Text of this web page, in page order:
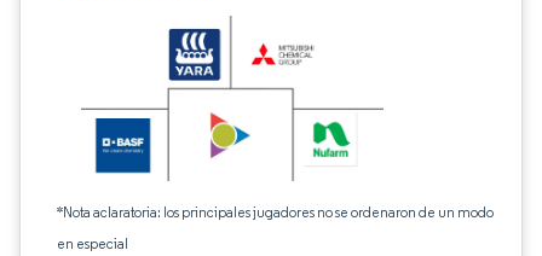
*Nota aclaratoria: los principales jugadores no se ordenaron de un modo
en especial